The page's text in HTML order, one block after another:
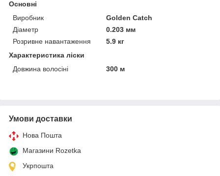
Основні
Виробник
Golden Catch
Діаметр
0.203 мм
Розривне навантаження
5.9 кг
Характеристика ліски
Довжина волосіні
300 м
Умови доставки
Нова Пошта
Магазини Rozetka
Укрпошта